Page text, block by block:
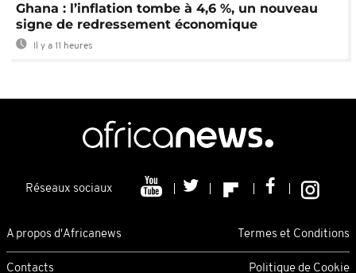
Ghana : l’inflation tombe à 4,6 %, un nouveau
signe de redressement économique
Il y a 11 heures
Réseaux sociaux
A propos d'Africanews Termes et Conditions
Contacts Politique de Cookie